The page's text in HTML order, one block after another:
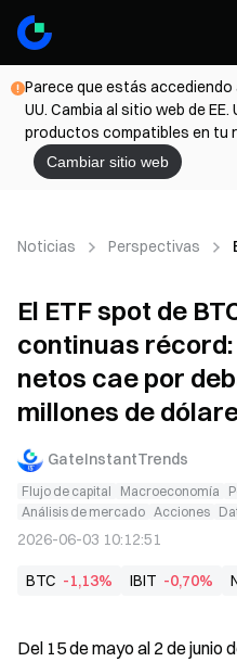
Parece que estás
UU. Cambia al sitio web de
productos compatibles en tu
Cambiar sitio web
Noticias Perspectivas
El ETF spot de
continuas
netos cae por
millones de
GateInstantTrends
Flujo de capital Macroeconomía
Análisis de mercado Acciones
2026-06-03 10:12:51
BTC -1,13% IBIT -0,70%
Del 15 de mayo al 2 de junio